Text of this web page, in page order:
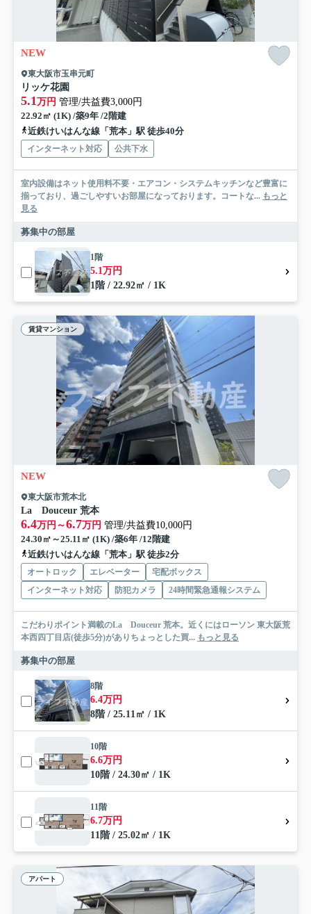
NEW
東大阪市玉串元町
リッケ花園
5.1万円 管理/共益費3,000円
22.92㎡ (1K) /築9年 /2階建
近鉄けいはんな線「荒本」駅 徒歩40分
インターネット対応 公共下水
室内設備はネット使用料不要・エアコン・システムキッチンなど豊富に
揃っており、過ごしやすいお部屋になっております。コートな... もっと
見る
募集中の部屋
1階
5.1万円
1階 / 22.92㎡ / 1K
賃貸マンション
NEW
東大阪市荒本北
La Douceur 荒本
6.4万円～6.7万円 管理/共益費10,000円
24.30㎡～25.11㎡ (1K) /築6年 /12階建
近鉄けいはんな線「荒本」駅 徒歩2分
オートロック エレベーター
宅配ボックス
インターネット対応
防犯カメラ 24時間緊急通報システム
こだわりポイント満載のLa Douceur 荒本。近くにはローソン 東大阪荒
本西四丁目店(徒歩5分)がありちょっとした買... もっと見る
募集中の部屋
8階
6.4万円
8階 / 25.11㎡ / 1K
10階
6.6万円
10階 / 24.30㎡ / 1K
11階
6.7万円
11階 / 25.02㎡ / 1K
アパート